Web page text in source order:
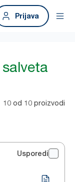
Prijava
10 od 10 proizvodi
Usporedi